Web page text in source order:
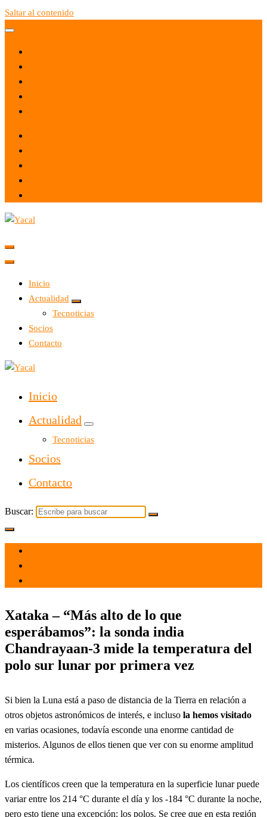
Saltar al contenido
Yacal micro hosting
Inicio
Actualidad
Tecnoticias
Socios
Contacto
Yacal micro hosting
Inicio
Actualidad
Tecnoticias
Socios
Contacto
Buscar:
Xataka – “Más alto de lo que
esperábamos”: la sonda india
Chandrayaan-3 mide la temperatura del
polo sur lunar por primera vez
Si bien la Luna está a paso de distancia de la Tierra en relación a
otros objetos astronómicos de interés, e incluso la hemos visitado
en varias ocasiones, todavía esconde una enorme cantidad de
misterios. Algunos de ellos tienen que ver con su enorme amplitud
térmica.
Los científicos creen que la temperatura en la superficie lunar puede
variar entre los 214 °C durante el día y los -184 °C durante la noche,
pero esto tiene una excepción: los polos. Se cree que en esta región